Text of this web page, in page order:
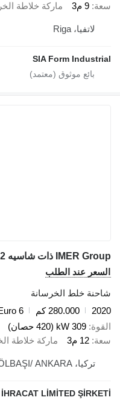
سعة 9 م3 ماركة خلاطة
لاتفيا، Riga
SIA Form Industrial
IMER Group ذات شاسيه Ford 4142
السعر عند الطلب
شاحنة خلط الخرسانة
2020
280.000 كم
6
القوة 309 kW (420 حصان)
سعة 12 م3 ماركة خلاطة
تركيا، GÖLBAŞI/ ANKARA